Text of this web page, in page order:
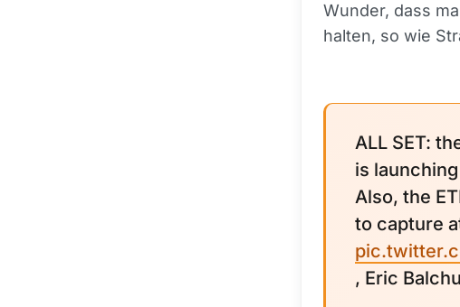
Wunder, dass
halten, so wie
ALL SET:
is
Also, the
to capture
, Eric